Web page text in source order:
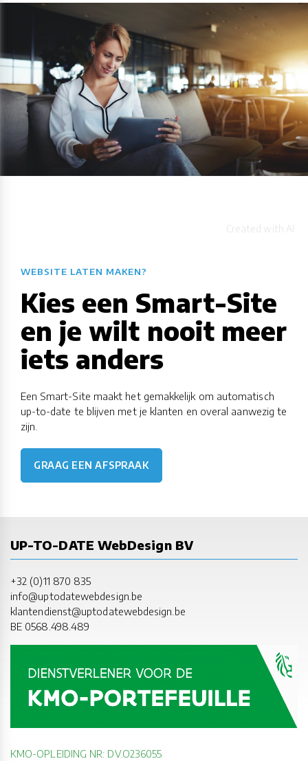
WEBSITE LATEN MAKEN?
Kies een Smart-Site
en je wilt nooit meer
iets anders
Een Smart-Site maakt het gemakkelijk om automatisch
up-to-date te blijven met je klanten en overal aanwezig te
zijn.
GRAAG EEN AFSPRAAK
UP-TO-DATE WebDesign BV
+32 (0)11 870 835
info@uptodatewebdesign.be
klantendienst@uptodatewebdesign.be
BE 0568.498.489
KMO-OPLEIDING NR: DV.O236055